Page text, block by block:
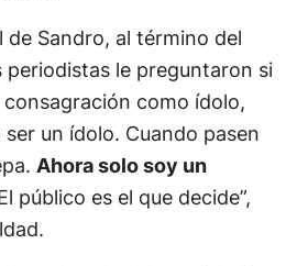
de Sandro, al término del
periodistas le preguntaron si
como ídolo,
un ídolo. Cuando pasen
Ahora solo soy un
público es el que decide”,